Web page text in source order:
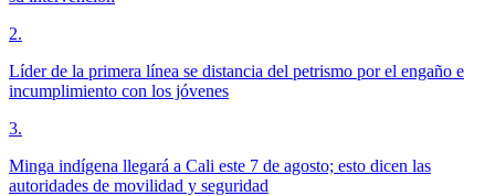
2.
Líder de la primera línea se distancia del petrismo por el engaño e
incumplimiento con los jóvenes
3.
Minga indígena llegará a Cali este 7 de agosto; esto dicen las
autoridades de movilidad y seguridad